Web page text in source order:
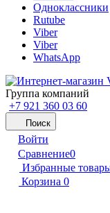
Одноклассники
Rutube
Viber
Viber
WhatsApp
Группа компаний
+7 921 360 03 60
Поиск
Войти
Сравнение0
Избранные
Корзина 0